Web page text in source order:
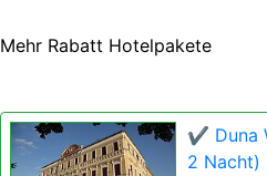
Mehr Rabatt Hotelpakete
✔️ Duna
2 Nacht)